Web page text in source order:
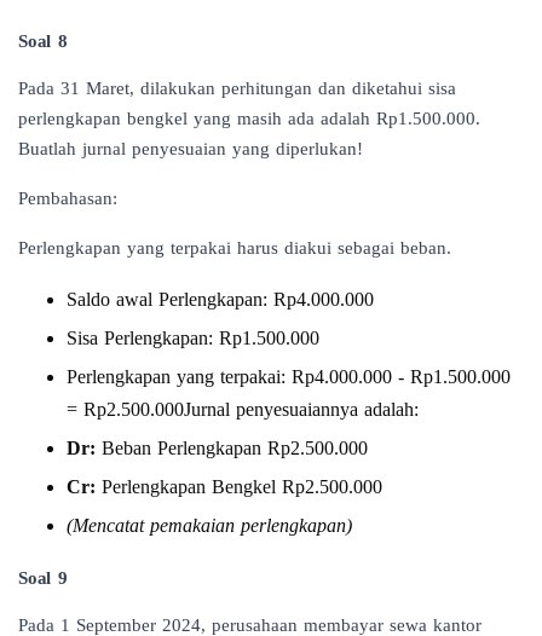
Soal 8
Pada 31 Maret, dilakukan perhitungan dan diketahui sisa
perlengkapan bengkel yang masih ada adalah Rp1.500.000.
Buatlah jurnal penyesuaian yang diperlukan!
Pembahasan:
Perlengkapan yang terpakai harus diakui sebagai beban.
Saldo awal Perlengkapan: Rp4.000.000
Sisa Perlengkapan: Rp1.500.000
Perlengkapan yang terpakai: Rp4.000.000 - Rp1.500.000
= Rp2.500.000Jurnal penyesuaiannya adalah:
Dr: Beban Perlengkapan Rp2.500.000
Cr: Perlengkapan Bengkel Rp2.500.000
(Mencatat pemakaian perlengkapan)
Soal 9
Pada 1 September 2024, perusahaan membayar sewa kantor